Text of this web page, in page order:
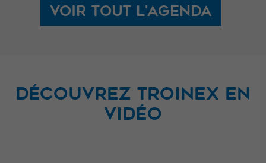
Voir tout l'agenda
DÉCOUVREZ TROINEX EN
VIDÉO